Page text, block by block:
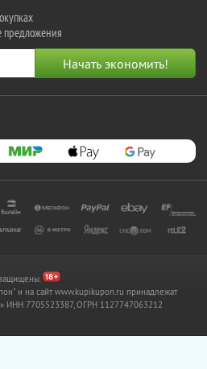
предложения
и на сайт www.kupikupon.ru принадлежат
ИНН 7705523387, ОГРН 1127747063212